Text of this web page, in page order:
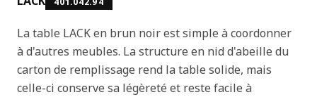
La table LACK en brun noir est simple à coordonner
à d'autres meubles. La structure en nid d'abeille du
carton de remplissage rend la table solide, mais
celle-ci conserve sa légèreté et reste facile à